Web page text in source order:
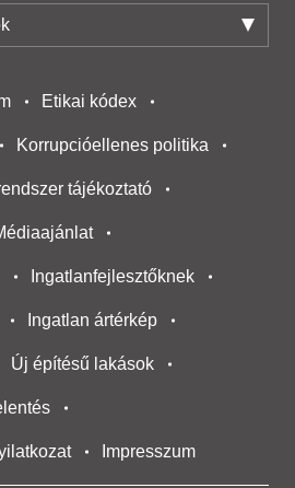
Etikai kódex
Korrupcióellenes politika
tájékoztató
Ingatlanfejlesztőknek
Ingatlan ártérkép
Új építésű lakások
Impresszum